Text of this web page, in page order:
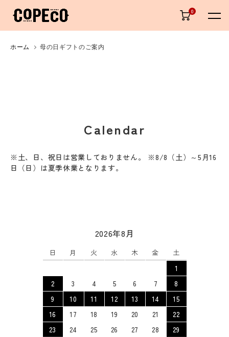
0
ホーム 母の日ギフトのご案内
Calendar
※土、日、祝日は営業しておりません。 ※8/8（土）～5月16
日（日）は夏季休業となります。
2026年8月
日 月 火 水 木 金
土
1
2
3 4 5 6 7
8
9
10 11 12 13 14
15
16
17 18 19 20 21
22
23
24 25 26 27 28
29